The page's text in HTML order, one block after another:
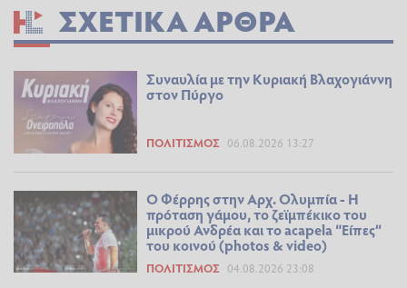
ΣΧΕΤΙΚΆ ΆΡΘΡΑ
Συναυλία με την Κυριακή Βλαχογιάννη
στον Πύργο
ΠΟΛΙΤΙΣΜΌΣ 06.08.2026 13:27
Ο Φέρρης στην Αρχ. Ολυμπία - Η
πρόταση γάμου, το ζεϊμπέκικο του
μικρού Ανδρέα και το acapela “Είπες”
του κοινού (photos & video)
ΠΟΛΙΤΙΣΜΌΣ 04.08.2026 23:08